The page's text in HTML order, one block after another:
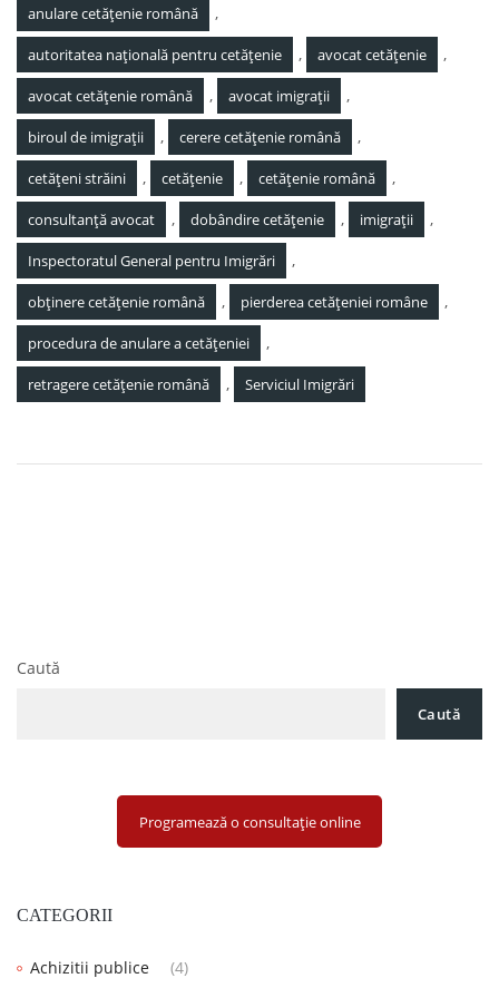
anulare cetățenie română ,
autoritatea națională pentru cetățenie , avocat cetățenie ,
avocat cetățenie română , avocat imigrații ,
biroul de imigrații , cerere cetățenie română ,
cetățeni străini , cetățenie , cetățenie română ,
consultanță avocat , dobândire cetățenie , imigrații ,
Inspectoratul General pentru Imigrări ,
obținere cetățenie română , pierderea cetățeniei române ,
procedura de anulare a cetățeniei ,
retragere cetățenie română , Serviciul Imigrări
Caută
Caută
Programează o consultație online
CATEGORII
Achizitii publice
(4)